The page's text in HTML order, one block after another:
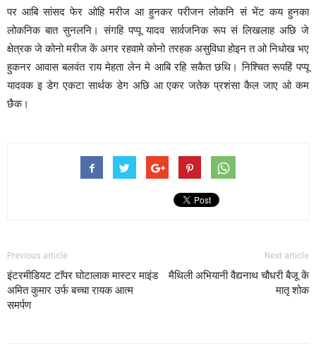
पर आबि सांसद फेर ओहि मरीज आ हुनकर परीजन लोकनि सं भेंट कय हुनका
लोकनिक बात सुनलनि। संगहि पप्पू यादव सार्वजनिक रूप सं लिखलाह अछि जे
क्षेत्रक जे कोनो मरीज कें अगर रहवामे कोनो तरहक असुविधा होइन त ओ निधोख भए
हुकनर आवास बलवंत राय मेहता लेन मे आबि रहि सकैत छथि। निश्चित रूपहिं पप्पू
यादवक इ डेग एकटा सार्थक डेग अछि आ एकर जतेक प्रशंसा कैल जाए ओ कम
छैक।
Previous article
इंटरमीडियट टाॅपर घोटालाक मास्टर माइंड
अमित कुमार उर्फ बच्चा रायक आत्म
समर्पण
Next article
मैथिली अभियानी वैद्यनाथ चौधरी बैजू कें
मातृ शोक